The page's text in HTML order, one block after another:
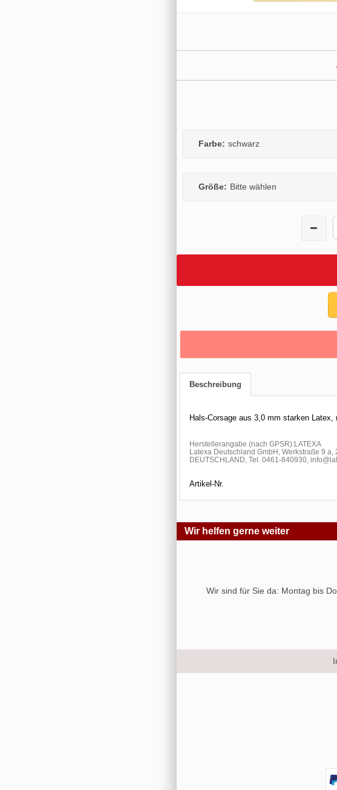
Farbe: schwarz
Größe: Bitte wählen
Beschreibung
Hals-Corsage aus 3,0 mm starken Latex,
Herstellerangabe (nach GPSR):LATEXA
Latexa Deutschland GmbH, Werkstraße 9 a,
DEUTSCHLAND, Tel. 0461-840930,
Artikel-Nr.
Wir helfen gerne weiter
Wir sind für Sie da: Montag bis